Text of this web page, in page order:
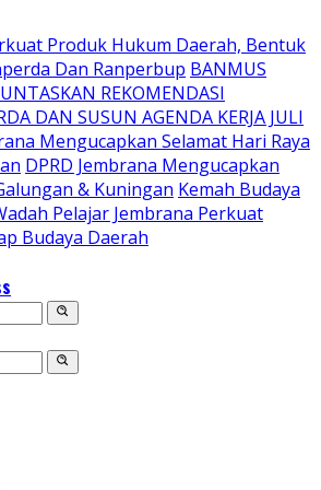
Produk Hukum Daerah, Bentuk
Dan Ranperbup BANMUS
REKOMENDASI
DAN SUSUN AGENDA KERJA JULI
Mengucapkan Selamat Hari Raya
DPRD Jembrana Mengucapkan
& Kuningan Kemah Budaya
Pelajar Jembrana Perkuat
Budaya Daerah